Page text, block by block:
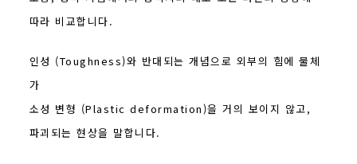
따라 비교합니다.
인성 (Toughness)와 반대되는 개념으로 외부의 힘에 물체
가
소성 변형 (Plastic deformation)을 거의 보이지 않고,
파괴되는 현상을 말합니다.